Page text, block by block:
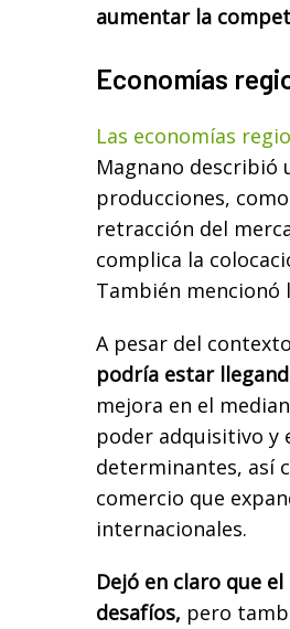
aumentar la
Economías
Las economías
Magnano describió
producciones,
retracción del
complica la
También mencionó
A pesar del
podría estar
mejora en el
poder adquisitivo y
determinantes, así
comercio que
internacionales.
Dejó en claro que
desafíos, pero